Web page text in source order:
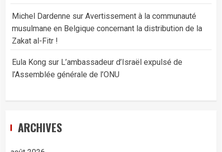
Michel Dardenne sur Avertissement à la communauté
musulmane en Belgique concernant la distribution de la
Zakat al-Fitr !
Eula Kong sur L’ambassadeur d’Israël expulsé de
l’Assemblée générale de l’ONU
ARCHIVES